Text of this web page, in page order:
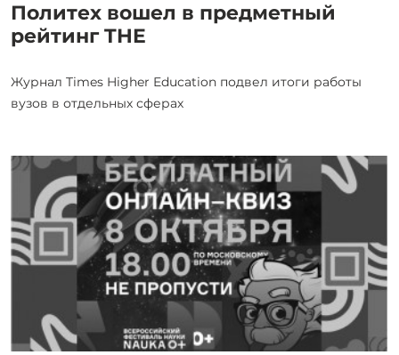
Политех вошел в предметный
рейтинг THE
Журнал Times Higher Education подвел итоги работы
вузов в отдельных сферах